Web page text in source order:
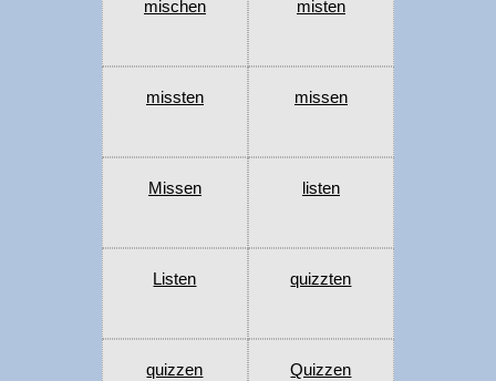
mischen misten
missten missen
Missen listen
Listen quizzten
quizzen Quizzen